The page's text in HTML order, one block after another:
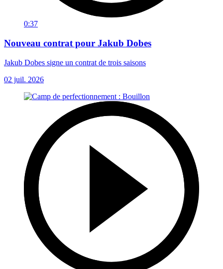
0:37
Nouveau contrat pour Jakub Dobes
Jakub Dobes signe un contrat de trois saisons
02 juil. 2026